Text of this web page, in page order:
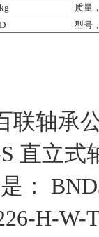
质量
型号
联轴承
直立
：
H-